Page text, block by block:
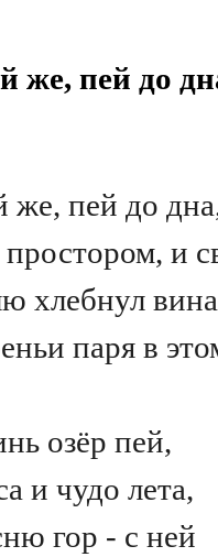
же, пей до
же, пей до
и
хлебнул
паря в
озёр пей,
и чудо лета,
гор - с ней